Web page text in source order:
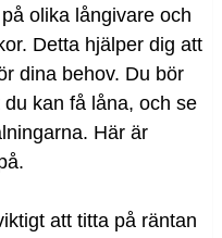
olika långivare och
Detta hjälper dig att
dina behov. Du bör
kan få låna, och se
Här är
att titta på räntan